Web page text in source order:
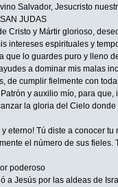
Salvador, Jesucristo
JUDAS
Cristo y Mártir glorioso,
intereses espirituales y
que lo guardes puro y lleno
a dominar mis malas
de cumplir fielmente con
y auxilio mío, para
la gloria del Cielo
y eterno! Tú diste a conocer
el número de sus fieles.
poderoso
a Jesús por las aldeas de